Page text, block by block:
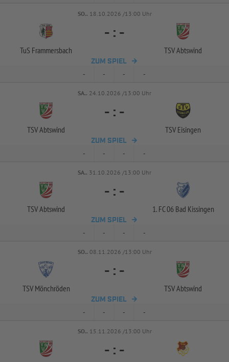
SO.. 18.10.2026 /13:00 Uhr
TuS Frammersbach
- : -
TSV Abtswind
ZUM SPIEL
- - - -
SA.. 24.10.2026 /13:00 Uhr
TSV Abtswind
- : -
TSV Eisingen
ZUM SPIEL
- - - -
SA.. 31.10.2026 /13:00 Uhr
TSV Abtswind
- : -
1. FC 06 Bad Kissingen
ZUM SPIEL
- - - -
SO.. 08.11.2026 /13:00 Uhr
TSV Mönchröden
- : -
TSV Abtswind
ZUM SPIEL
- - - -
SO.. 15.11.2026 /13:00 Uhr
- : -